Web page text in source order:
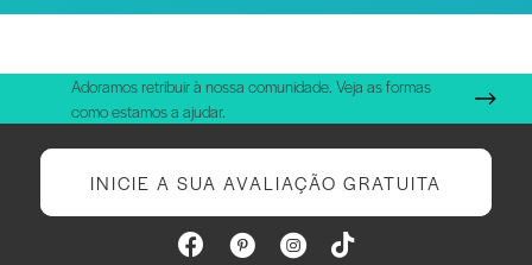
Adoramos retribuir à nossa comunidade. Veja as formas
como estamos a ajudar.
INICIE A SUA AVALIAÇÃO GRATUITA